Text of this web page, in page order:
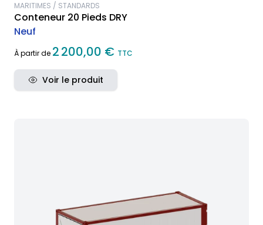
MARITIMES / STANDARDS
Conteneur 20 Pieds DRY
Neuf
À partir de 2 200,00 € TTC
Voir le produit